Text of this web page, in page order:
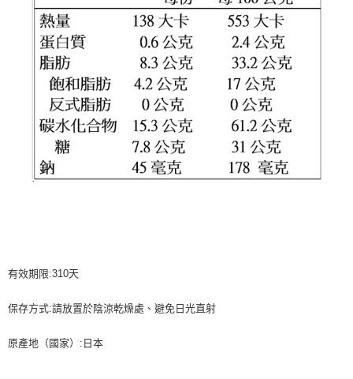
有效期限:310天
保存方式:請放置於陰涼乾燥處、避免日光直射
原產地（國家）:日本